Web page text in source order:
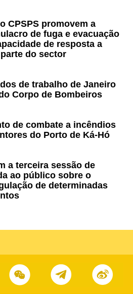
CPSPS promovem a
de fuga e evacuação
de resposta a
do sector
de trabalho de Janeiro
Corpo de Bombeiros
de combate a incêndios
do Porto de Ká-Hó
a terceira sessão de
ao público sobre o
de determinadas